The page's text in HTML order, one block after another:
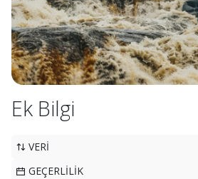
Ek Bilgi
VERİ
GEÇERLİLİK